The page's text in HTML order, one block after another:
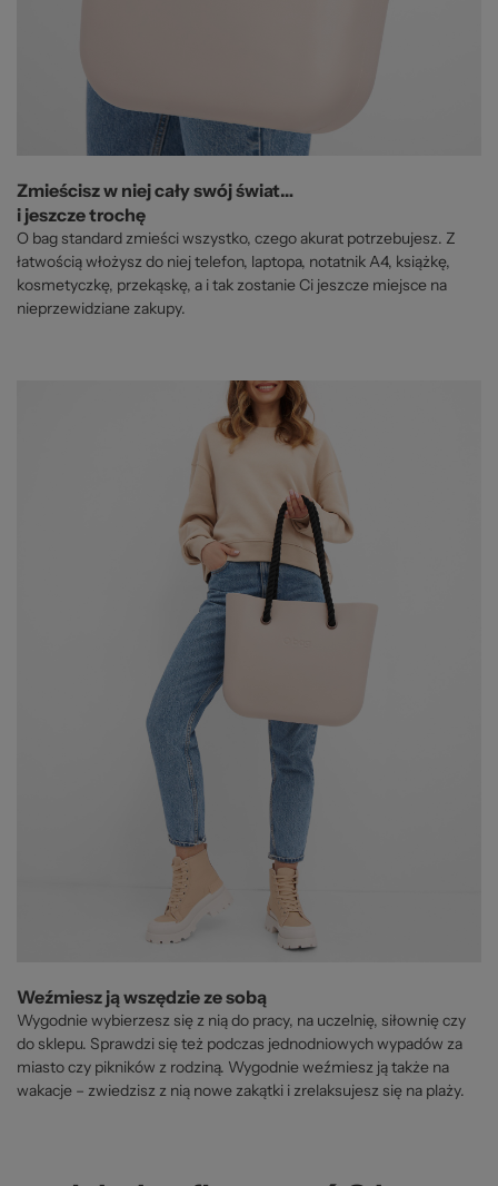
Zmieścisz w niej cały swój świat…
i jeszcze trochę
O bag standard zmieści wszystko, czego akurat potrzebujesz. Z
łatwością włożysz do niej telefon, laptopa, notatnik A4, książkę,
kosmetyczkę, przekąskę, a i tak zostanie Ci jeszcze miejsce na
nieprzewidziane zakupy.
Weźmiesz ją wszędzie ze sobą
Wygodnie wybierzesz się z nią do pracy, na uczelnię, siłownię czy
do sklepu. Sprawdzi się też podczas jednodniowych wypadów za
miasto czy pikników z rodziną. Wygodnie weźmiesz ją także na
wakacje – zwiedzisz z nią nowe zakątki i zrelaksujesz się na plaży.